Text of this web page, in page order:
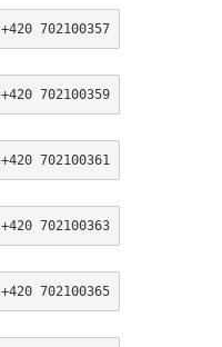
+420 702100357
+420 702100359
+420 702100361
+420 702100363
+420 702100365